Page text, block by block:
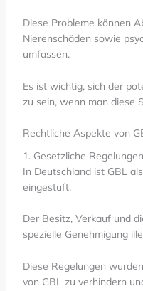
Diese Probleme können
Nierenschäden sowie
umfassen.
Es ist wichtig, sich der
zu sein, wenn man diese
Rechtliche Aspekte von
1. Gesetzliche
In Deutschland ist GBL
eingestuft.
Der Besitz, Verkauf und
spezielle Genehmigung
Diese Regelungen
von GBL zu verhindern